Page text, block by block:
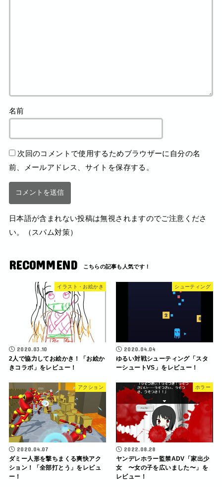
名前
次回のコメントで使用するためブラウザーに自分の名
前、メールアドレス、サイトを保存する。
日本語が含まれない投稿は無視されますのでご注意くださ
い。（スパム対策）
RECOMMEND
イラスト・お絵かき
2020.03.10
2人で協力してお絵かき！「お絵か
きコラボ」をレビュー！
シューティング
2020.04.04
ゆるい対戦シューティング「スタ
ーシュートVS」をレビュー！
アクション
2020.04.07
ダミー人形を撃ちまくる爽快アク
ション！「全部打とう」をレビュ
ー！
ホラー
2022.08.28
ヤンデレホラー監禁ADV「家出少
女 〜女の子を広いました〜」を
レビュー！